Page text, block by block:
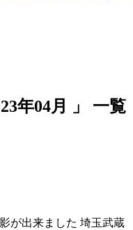
年04月 」 一覧
が出来ました 埼玉武蔵